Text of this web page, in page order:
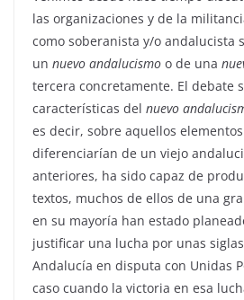
las organizaciones y de la
como soberanista y/o andalucista
un nuevo andalucismo o de una
tercera concretamente. El debate
características del nuevo
es decir, sobre aquellos
diferenciarían de un viejo
anteriores, ha sido capaz de
textos, muchos de ellos de una
en su mayoría han estado
justificar una lucha por unas
Andalucía en disputa con Unidas
caso cuando la victoria en esa